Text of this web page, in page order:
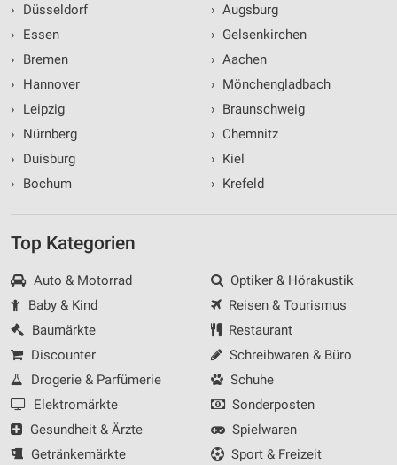
›
Düsseldorf
›
Essen
›
Bremen
›
Hannover
›
Leipzig
›
Nürnberg
›
Duisburg
›
Bochum
› Augsburg
› Gelsenkirchen
› Aachen
› Mönchengladbach
› Braunschweig
› Chemnitz
› Kiel
› Krefeld
Top Kategorien
Auto & Motorrad
Baby & Kind
Baumärkte
Discounter
Drogerie & Parfümerie
Elektromärkte
Gesundheit & Ärzte
Getränkemärkte
Optiker & Hörakustik
Reisen & Tourismus
Restaurant
Schreibwaren & Büro
Schuhe
Sonderposten
Spielwaren
Sport & Freizeit